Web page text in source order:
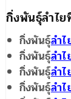
กิ่งพันธุ์ลำไ
กิ่งพันธุ์ลำ
กิ่งพันธุ์ลำ
กิ่งพันธุ์ลำ
กิ่งพันธุ์ลำ